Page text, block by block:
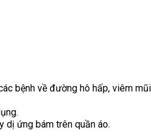
bệnh về đường hô hấp, viêm
dị ứng bám trên quần áo.